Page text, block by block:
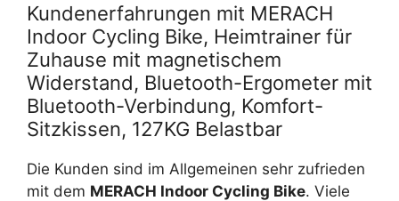
Kundenerfahrungen mit MERACH
Indoor Cycling Bike, Heimtrainer für
Zuhause mit magnetischem
Widerstand, Bluetooth-Ergometer mit
Bluetooth-Verbindung, Komfort-
Sitzkissen, 127KG Belastbar
Die Kunden sind im Allgemeinen sehr zufrieden
mit dem MERACH Indoor Cycling Bike. Viele